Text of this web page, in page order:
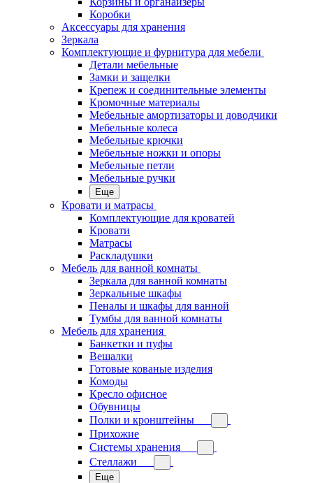
Коробки
Аксессуары для хранения
Зеркала
Комплектующие и фурнитура для мебели
Детали мебельные
Замки и защелки
Крепеж и соединительные элементы
Кромочные материалы
Мебельные амортизаторы и доводчики
Мебельные колеса
Мебельные крючки
Мебельные ножки и опоры
Мебельные петли
Мебельные ручки
Еще
Кровати и матрасы
Комплектующие для кроватей
Кровати
Матрасы
Раскладушки
Мебель для ванной комнаты
Зеркала для ванной комнаты
Зеркальные шкафы
Пеналы и шкафы для ванной
Тумбы для ванной комнаты
Мебель для хранения
Банкетки и пуфы
Вешалки
Готовые кованые изделия
Комоды
Кресло офисное
Обувницы
Полки и кронштейны
Прихожие
Системы хранения
Стеллажи
Еще